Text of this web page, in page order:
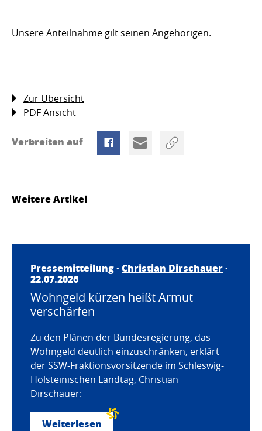
Unsere Anteilnahme gilt seinen Angehörigen.
Zur Übersicht
PDF Ansicht
Verbreiten auf
Weitere Artikel
Pressemitteilung · Christian Dirschauer·
22.07.2026
Wohngeld kürzen heißt Armut
verschärfen
Zu den Plänen der Bundesregierung, das
Wohngeld deutlich einzuschränken, erklärt
der SSW-Fraktionsvorsitzende im Schleswig-
Holsteinischen Landtag, Christian
Dirschauer:
Weiterlesen